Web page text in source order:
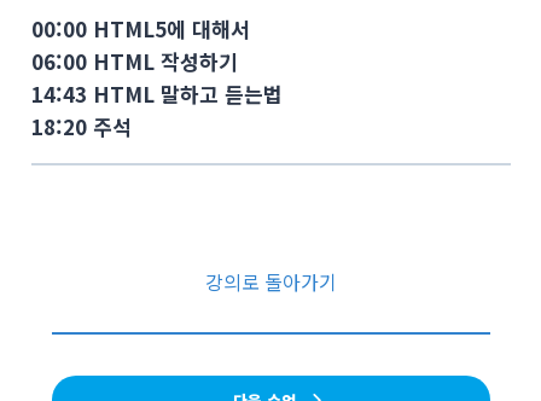
00:00 HTML5에 대해서
06:00 HTML 작성하기
14:43 HTML 말하고 듣는법
18:20 주석
강의로 돌아가기